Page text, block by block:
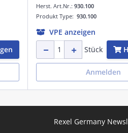
Produkt Type: 930.100
Herst. Art.Nr.: 930.100
VPE anzeigen
Stück
Anmelden
Rexel Germany